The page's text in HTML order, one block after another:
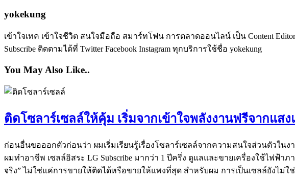
yokekung
เข้าใจเทค เข้าใจชีวิต สนใจมือถือ สมาร์ทโฟน การตลาดออนไลน์ เป็น Content Editor
Subscribe ติดตามได้ที่ Twitter Facebook Instagram ทุกบริการใช้ชื่อ yokekung
You May Also Like..
ติดโซลาร์เซลล์ให้คุ้ม เริ่มจากเข้าใจพลังงานฟรีจากแส
ก่อนอื่นขอออกตัวก่อนว่า ผมเริ่มเรียนรู้เรื่องโซลาร์เซลล์จากความสนใจส่วนตัวใ
ผมทำอาชีพ เซลล์อิสระ LG Subscribe มากว่า 1 ปีครึ่ง ดูแลและขายเครื่องใช้ไฟ
จริง” ไม่ใช่แค่การขายให้ติดได้หรือขายให้แพงที่สุด สำหรับผม การเป็นเซลล์ยังไม่